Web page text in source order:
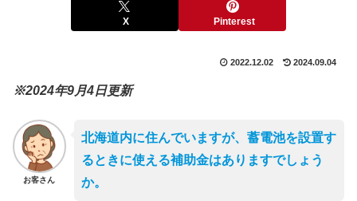
X Pinterest
2022.12.02 2024.09.04
※2024年9月4日更新
お客さん
北海道内に住んでいますが、蓄電池を設置す
るときに使える補助金はありますでしょう
か。